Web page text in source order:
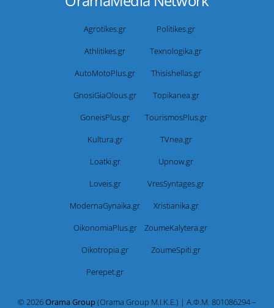
Agrotikes.gr
Politikes.gr
Athlitikes.gr
Texnologika.gr
AutoMotoPlus.gr
Thisishellas.gr
GnosiGiaOlous.gr
Topikanea.gr
GoneisPlus.gr
TourismosPlus.gr
Kultura.gr
TVnea.gr
Loatki.gr
Upnow.gr
Loveis.gr
VresSyntages.gr
ModernaGynaika.gr
Xristianika.gr
OikonomiaPlus.gr
ZoumeKalytera.gr
Oikotropia.gr
ZoumeSpiti.gr
Perepet.gr
© 2026Orama Group(Orama Group Μ.Ι.Κ.Ε.) | Α.Φ.Μ. 801086294 –